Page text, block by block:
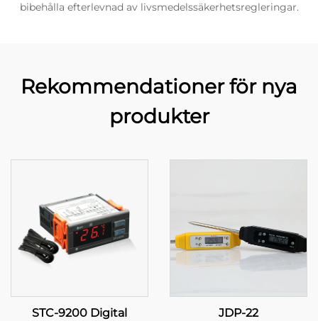
bibehålla efterlevnad av livsmedelssäkerhetsregleringar.
Rekommendationer för nya
produkter
STC-9200 Digital
JDP-22